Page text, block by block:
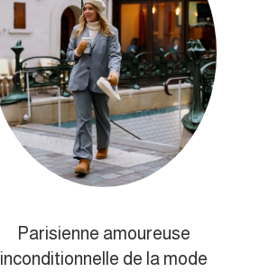
Parisienne amoureuse
inconditionnelle de la mode